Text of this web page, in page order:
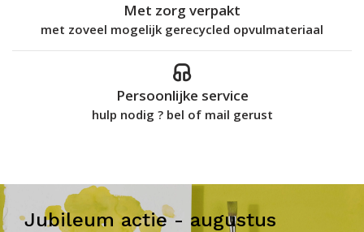
Met zorg verpakt
met zoveel mogelijk gerecycled opvulmateriaal
Persoonlijke service
hulp nodig ? bel of mail gerust
Jubileum actie - augustus